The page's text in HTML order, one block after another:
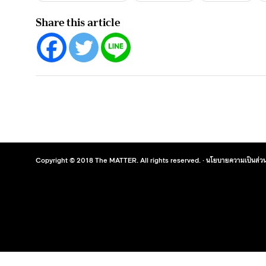
Share this article
Copyright © 2018 The MATTER. All rights reserved. ·นโยบายความเป็นส่ว